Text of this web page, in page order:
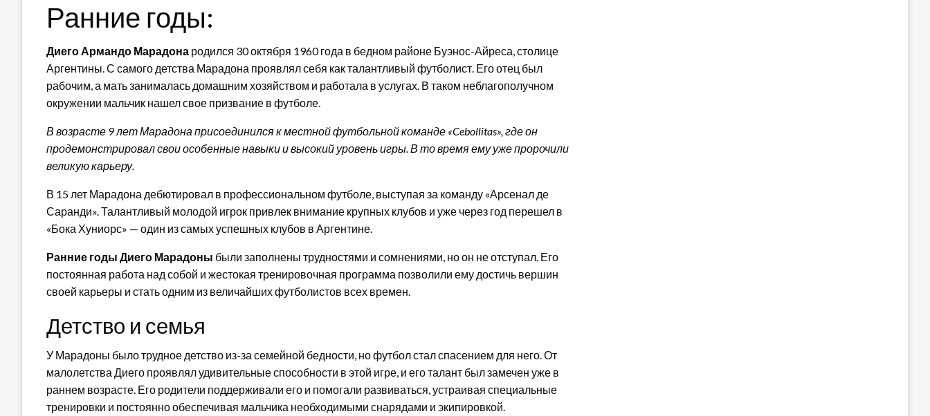
Ранние годы:
Диего Армандо Марадона родился 30 октября 1960 года в бедном районе Буэнос-Айреса, столице
Аргентины. С самого детства Марадона проявлял себя как талантливый футболист. Его отец был
рабочим, а мать занималась домашним хозяйством и работала в услугах. В таком неблагополучном
окружении мальчик нашел свое призвание в футболе.
В возрасте 9 лет Марадона присоединился к местной футбольной команде «Cebollitas», где он
продемонстрировал свои особенные навыки и высокий уровень игры. В то время ему уже пророчили
великую карьеру.
В 15 лет Марадона дебютировал в профессиональном футболе, выступая за команду «Арсенал де
Саранди». Талантливый молодой игрок привлек внимание крупных клубов и уже через год перешел в
«Бока Хуниорс» — один из самых успешных клубов в Аргентине.
Ранние годы Диего Марадоны были заполнены трудностями и сомнениями, но он не отступал. Его
постоянная работа над собой и жестокая тренировочная программа позволили ему достичь вершин
своей карьеры и стать одним из величайших футболистов всех времен.
Детство и семья
У Марадоны было трудное детство из-за семейной бедности, но футбол стал спасением для него. От
малолетства Диего проявлял удивительные способности в этой игре, и его талант был замечен уже в
раннем возрасте. Его родители поддерживали его и помогали развиваться, устраивая специальные
тренировки и постоянно обеспечивая мальчика необходимыми снарядами и экипировкой.